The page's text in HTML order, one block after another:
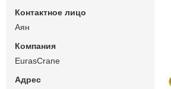
Аян
EurasCrane